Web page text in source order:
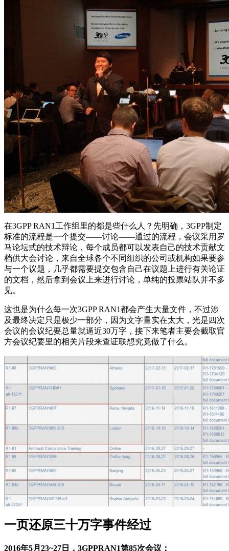
在3GPP RAN1工作组里的都是些什么人？先明确，3GPP制定
标准的流程是一个提交——讨论——通过的流程，会议采用罗
马论坛式的技术辩论，每个成员都可以发表自己的技术贡献文
档供大会讨论，来自全球各个不同组织的公司或机构如果要参
与一个议题，几乎都需要提交包含自己在议题上进行有关论证
的文档，然后拿到会议上来进行讨论，单纯的投票站队并不多
见。
这也是为什么每一次3GPP RAN1都会产生大量文件，不过涉
及最终决定只是极少一部分，因为文字量实在太大，光是四次
会议的会议纪要总量就逼近30万字，接下来笔者主要会截取官
方会议纪要里的相关片段来查证联想究竟做了什么。
一页还原三十万字事件经过
2016年5月23~27日，3GPPRAN1第85次会议：